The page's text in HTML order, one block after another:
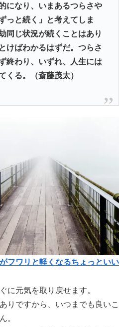
になり、いまあるつらさや
っと続く」と考えてしま
同じ状況が続くことはあり
けばわかるはずだ。つらさ
終わり、いずれ、人生には
くる。（斎藤茂太）
フワリと軽くなるちょっといい
に元気を取り戻せます。
りですから、いつまでも良いこ
。